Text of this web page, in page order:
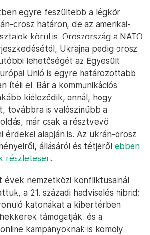
egyre feszültebb a légkör
orosz határon, de az amerikai-
körül is. Oroszország a NATO
Ukrajna pedig orosz
lehetőségét az Egyesült
Unió is egyre határozottabb
ítéli el. Bár a kommunikációs
kiéleződik, annál, hogy
továbbra is valószínűbb a
már csak a résztvevő
érdekei alapján is. Az ukrán-orosz
állásáról és tétjéről ebben
részletesen.
évek nemzetközi konfliktusainál
a 21. századi hadviselés hibrid:
katonákat a kibertérben
támogatják, és a
kampányoknak is komoly